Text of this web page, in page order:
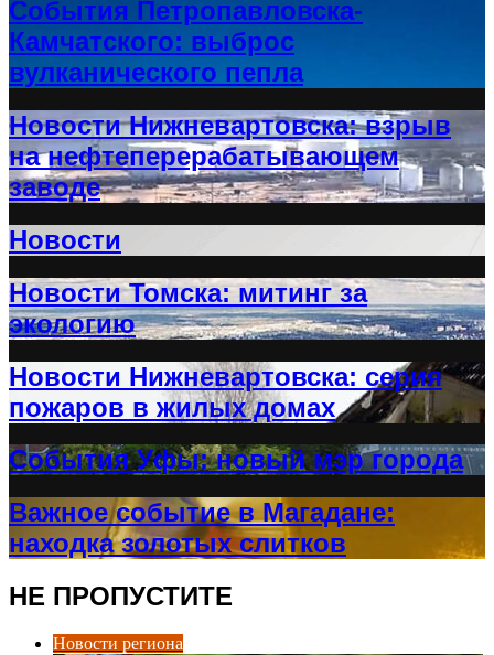
События Петропавловска-
Камчатского: выброс
вулканического пепла
Новости Нижневартовска: взрыв
на нефтеперерабатывающем
заводе
Новости
Новости Томска: митинг за
экологию
Новости Нижневартовска: серия
пожаров в жилых домах
События Уфы: новый мэр города
Важное событие в Магадане:
находка золотых слитков
НЕ ПРОПУСТИТЕ
Новости региона